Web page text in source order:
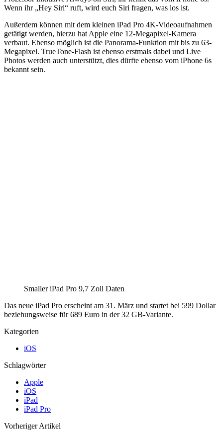
Wenn ihr „Hey Siri“ ruft, wird euch Siri fragen, was los ist.
Außerdem können mit dem kleinen iPad Pro 4K-Videoaufnahmen
getätigt werden, hierzu hat Apple eine 12-Megapixel-Kamera
verbaut. Ebenso möglich ist die Panorama-Funktion mit bis zu 63-
Megapixel. TrueTone-Flash ist ebenso erstmals dabei und Live
Photos werden auch unterstützt, dies dürfte ebenso vom iPhone 6s
bekannt sein.
Smaller iPad Pro 9,7 Zoll Daten
Das neue iPad Pro erscheint am 31. März und startet bei 599 Dollar
beziehungsweise für 689 Euro in der 32 GB-Variante.
Kategorien
iOS
Schlagwörter
Apple
iOS
iPad
iPad Pro
Vorheriger Artikel